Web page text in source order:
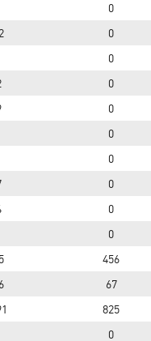
0
0
0
0
0
0
0
0
0
0
456
67
825
0